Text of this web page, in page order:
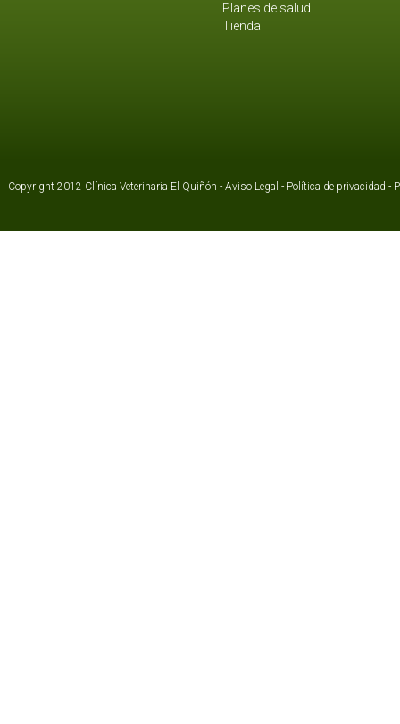
Planes de salud
Tienda
Copyright 2012 Clínica Veterinaria El Quiñón - Aviso Legal - Política de privacidad -